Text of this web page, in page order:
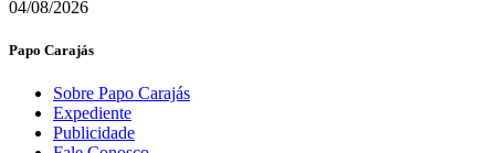
04/08/2026
Papo Carajás
Sobre Papo Carajás
Expediente
Publicidade